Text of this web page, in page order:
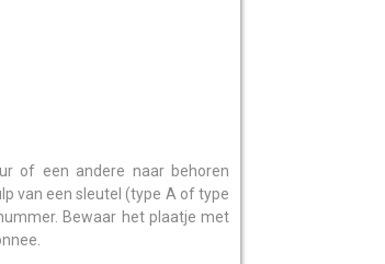
of een andere naar behoren
van een sleutel (type A of type
Bewaar het plaatje met